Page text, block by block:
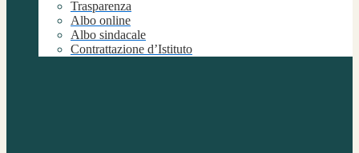
Trasparenza
Albo online
Albo sindacale
Contrattazione d’Istituto